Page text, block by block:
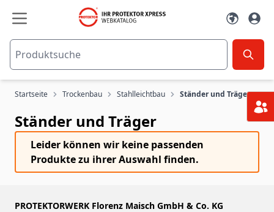
Zum Inhalt springen
Startseite Trockenbau Stahlleichtbau Ständer und Träger
Ständer und Träger
Leider können wir keine passenden
Produkte zu ihrer Auswahl finden.
PROTEKTORWERK Florenz Maisch GmbH & Co. KG